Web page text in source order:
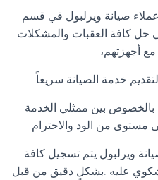
صيانة ويرلبول في قسم
حل كافة العقبات والمشكلات
مع أجهزتهم،
خدمة الصيانة سريعاً.
بالخصوص بين ممثلي الخدمة
مستوى من الود والاحترام
ويرلبول يتم تسجيل كافة
عليه .بشكلٍ دقيق من قبل